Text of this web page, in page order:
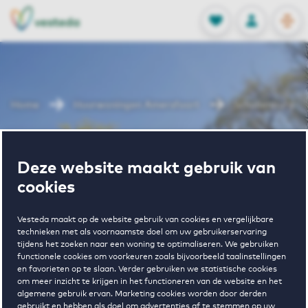
Deze website maakt gebruik van
cookies
Vesteda maakt op de website gebruik van cookies en vergelijkbare
technieken met als voornaamste doel om uw gebruikerservaring
tijdens het zoeken naar een woning te optimaliseren. We gebruiken
functionele cookies om voorkeuren zoals bijvoorbeeld taalinstellingen
en favorieten op te slaan. Verder gebruiken we statistische cookies
om meer inzicht te krijgen in het functioneren van de website en het
algemene gebruik ervan. Marketing cookies worden door derden
FAVORIETEN
Opgeslagen
INLOGGEN
NL
EN
Wonen in
Schuilenburg
Regelmatig beschikbaar